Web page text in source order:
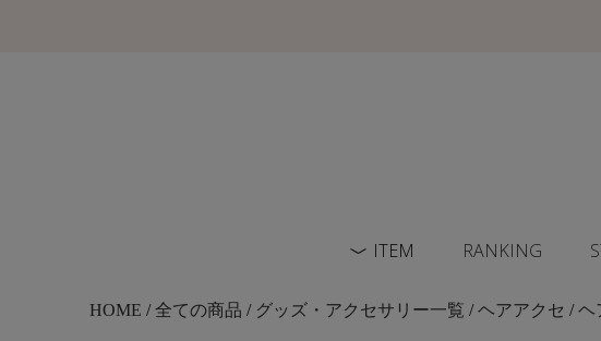
ITEM RANKING
HOME /全ての商品 / グッズ・アクセサリー一覧 /ヘアアクセ /ヘ